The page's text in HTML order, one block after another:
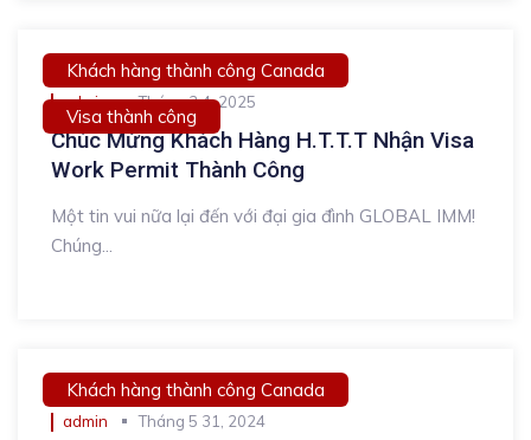
Khách hàng thành công Canada
Visa thành công
admin Tháng 3 4, 2025
Chúc Mừng Khách Hàng H.T.T.T Nhận Visa
Work Permit Thành Công
Một tin vui nữa lại đến với đại gia đình GLOBAL IMM!
Chúng...
Khách hàng thành công Canada
admin Tháng 5 31, 2024